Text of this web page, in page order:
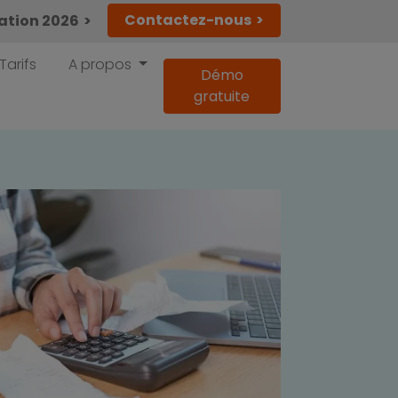
2026 Contactez-nous
Tarifs A propos
Démo
gratuite